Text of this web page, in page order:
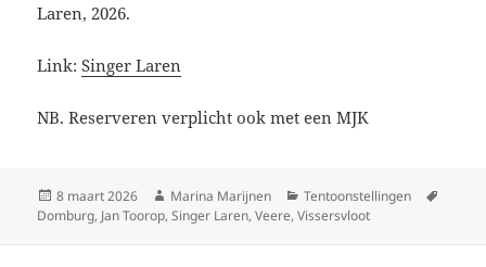
Laren, 2026.
Link:Singer Laren
NB. Reserveren verplicht ook met een MJK
Geplaatst
op
8 maart 2026 Auteur
Marina Marijnen Categorieën
Tentoonstellingen
Domburg, Jan Toorop,Singer Laren,Veere,Vissersvloot